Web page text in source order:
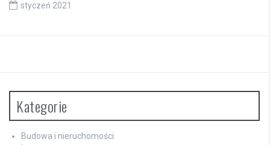
styczeń 2021
Kategorie
Budowa i nieruchomości